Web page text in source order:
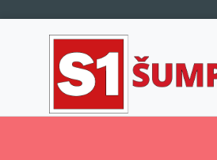
Hlavní navigace